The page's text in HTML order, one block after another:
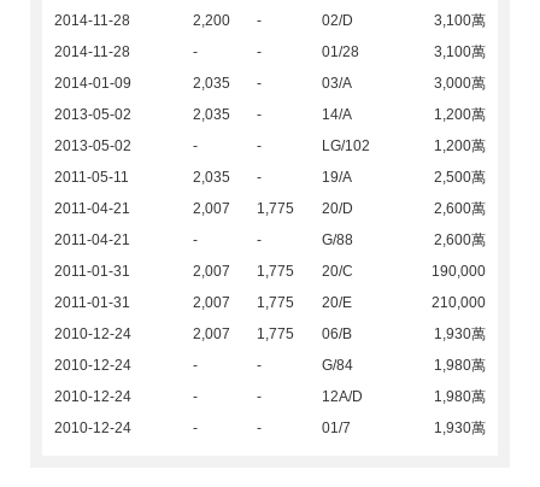
2014-11-28
2,200 - 02/D
3,100萬
2014-11-28
- - 01/28
3,100萬
2014-01-09
2,035 - 03/A
3,000萬
2013-05-02
2,035 - 14/A
1,200萬
2013-05-02
- - LG/102
1,200萬
2011-05-11
2,035 - 19/A
2,500萬
2011-04-21
2,007 1,775 20/D
2,600萬
2011-04-21
- - G/88
2,600萬
2011-01-31
2,007 1,775 20/C
190,000
2011-01-31
2,007 1,775 20/E
210,000
2010-12-24
2,007 1,775 06/B
1,930萬
2010-12-24
- - G/84
1,980萬
2010-12-24
- - 12A/D
1,980萬
2010-12-24
- - 01/7 1,930萬